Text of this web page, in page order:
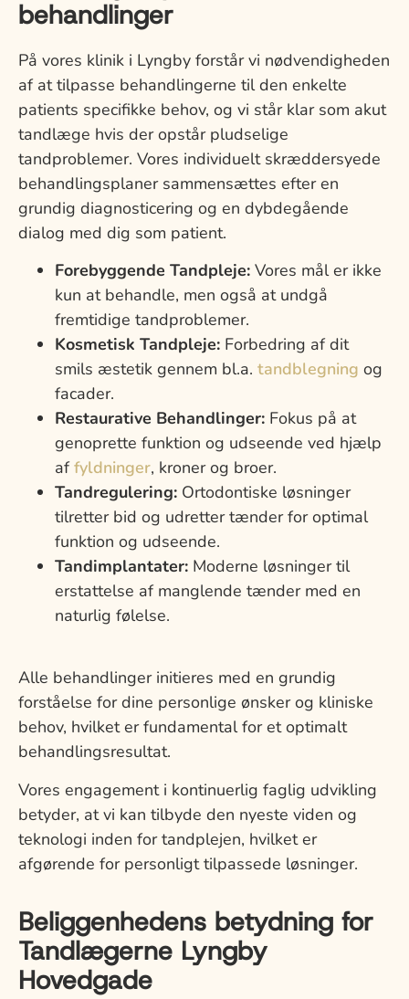
behandlinger
På vores klinik i Lyngby forstår vi nødvendigheden
af at tilpasse behandlingerne til den enkelte
patients specifikke behov, og vi står klar som akut
tandlæge hvis der opstår pludselige
tandproblemer. Vores individuelt skræddersyede
behandlingsplaner sammensættes efter en
grundig diagnosticering og en dybdegående
dialog med dig som patient.
Forebyggende Tandpleje: Vores mål er ikke
kun at behandle, men også at undgå
fremtidige tandproblemer.
Kosmetisk Tandpleje: Forbedring af dit
smils æstetik gennem bl.a. tandblegning og
facader.
Restaurative Behandlinger: Fokus på at
genoprette funktion og udseende ved hjælp
affyldninger, kroner og broer.
Tandregulering: Ortodontiske løsninger
tilretter bid og udretter tænder for optimal
funktion og udseende.
Tandimplantater: Moderne løsninger til
erstattelse af manglende tænder med en
naturlig følelse.
Alle behandlinger initieres med en grundig
forståelse for dine personlige ønsker og kliniske
behov, hvilket er fundamental for et optimalt
behandlingsresultat.
Vores engagement i kontinuerlig faglig udvikling
betyder, at vi kan tilbyde den nyeste viden og
teknologi inden for tandplejen, hvilket er
afgørende for personligt tilpassede løsninger.
Beliggenhedens betydning for
Tandlægerne Lyngby
Hovedgade